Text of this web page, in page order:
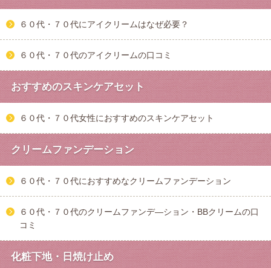
６０代・７０代にアイクリームはなぜ必要？
６０代・７０代のアイクリームの口コミ
おすすめのスキンケアセット
６０代・７０代女性におすすめのスキンケアセット
クリームファンデーション
６０代・７０代におすすめなクリームファンデーション
６０代・７０代のクリームファンデ―ション・BBクリームの口
コミ
化粧下地・日焼け止め